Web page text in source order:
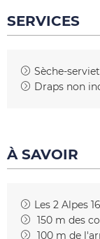
SERVICES
Sèche-
Draps non
À SAVOIR
Les 2 Alpes
150 m des
100 m de